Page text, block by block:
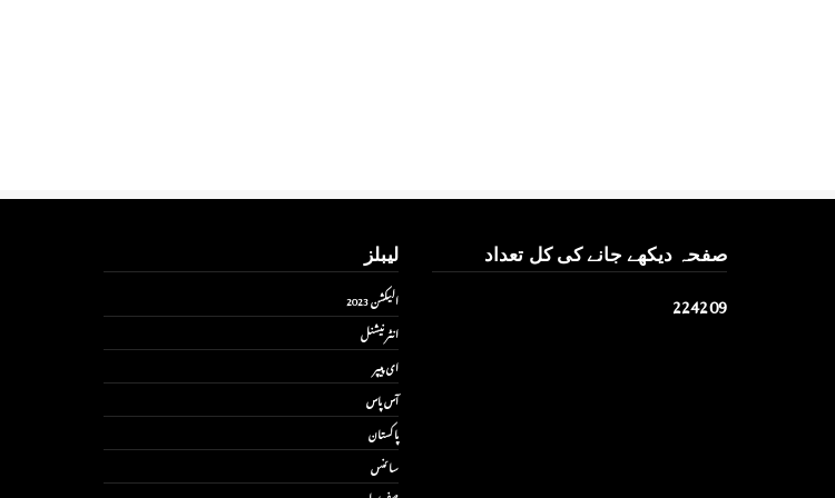
صفحہ دیکھے جانے کی کل تعداد
224209
لیبلز
الیکشن 2023
انٹر نیشنل
ای پیپر
آس پاس
پاکستان
سائنس